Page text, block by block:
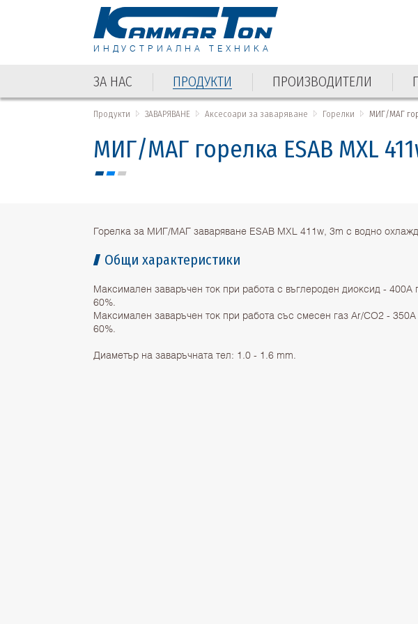
ИНДУСТРИАЛНА ТЕХНИКА
ЗА НАС ПРОДУКТИ ПРОИЗВОДИТЕЛИ
ЗА НАС ПРОДУКТИ
Продукти ЗАВАРЯВАНЕ Аксесоари за заваряване Горелки МИГ/МАГ
МИГ/МАГ горелка ESAB MXL
Горелка за МИГ/МАГ заваряване ESAB MXL 411w, 3m с водно
Общи характеристики
Максимален заваръчен ток при работа с въглероден диоксид - 400А
60%.
Максимален заваръчен ток при работа със смесен газ Ar/CO2 - 350А
60%.
Диаметър на заваръчната тел: 1.0 - 1.6 mm.